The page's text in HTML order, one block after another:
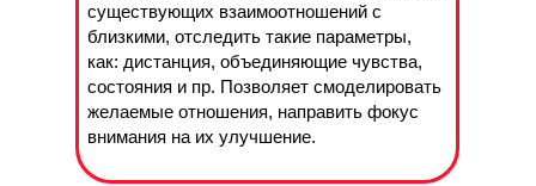
существующих взаимоотношений с
близкими, отследить такие параметры,
как: дистанция, объединяющие чувства,
состояния и пр. Позволяет смоделировать
желаемые отношения, направить фокус
внимания на их улучшение.